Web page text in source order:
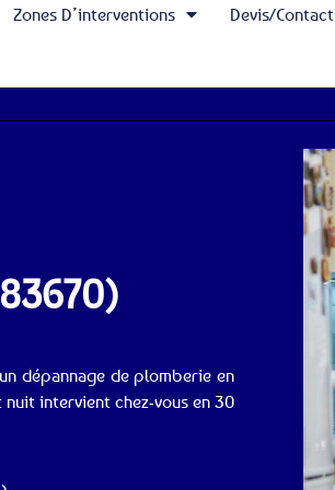
Zones D’interventions Devis/Contact
dépannage de plomberie en
nuit intervient chez-vous en 30